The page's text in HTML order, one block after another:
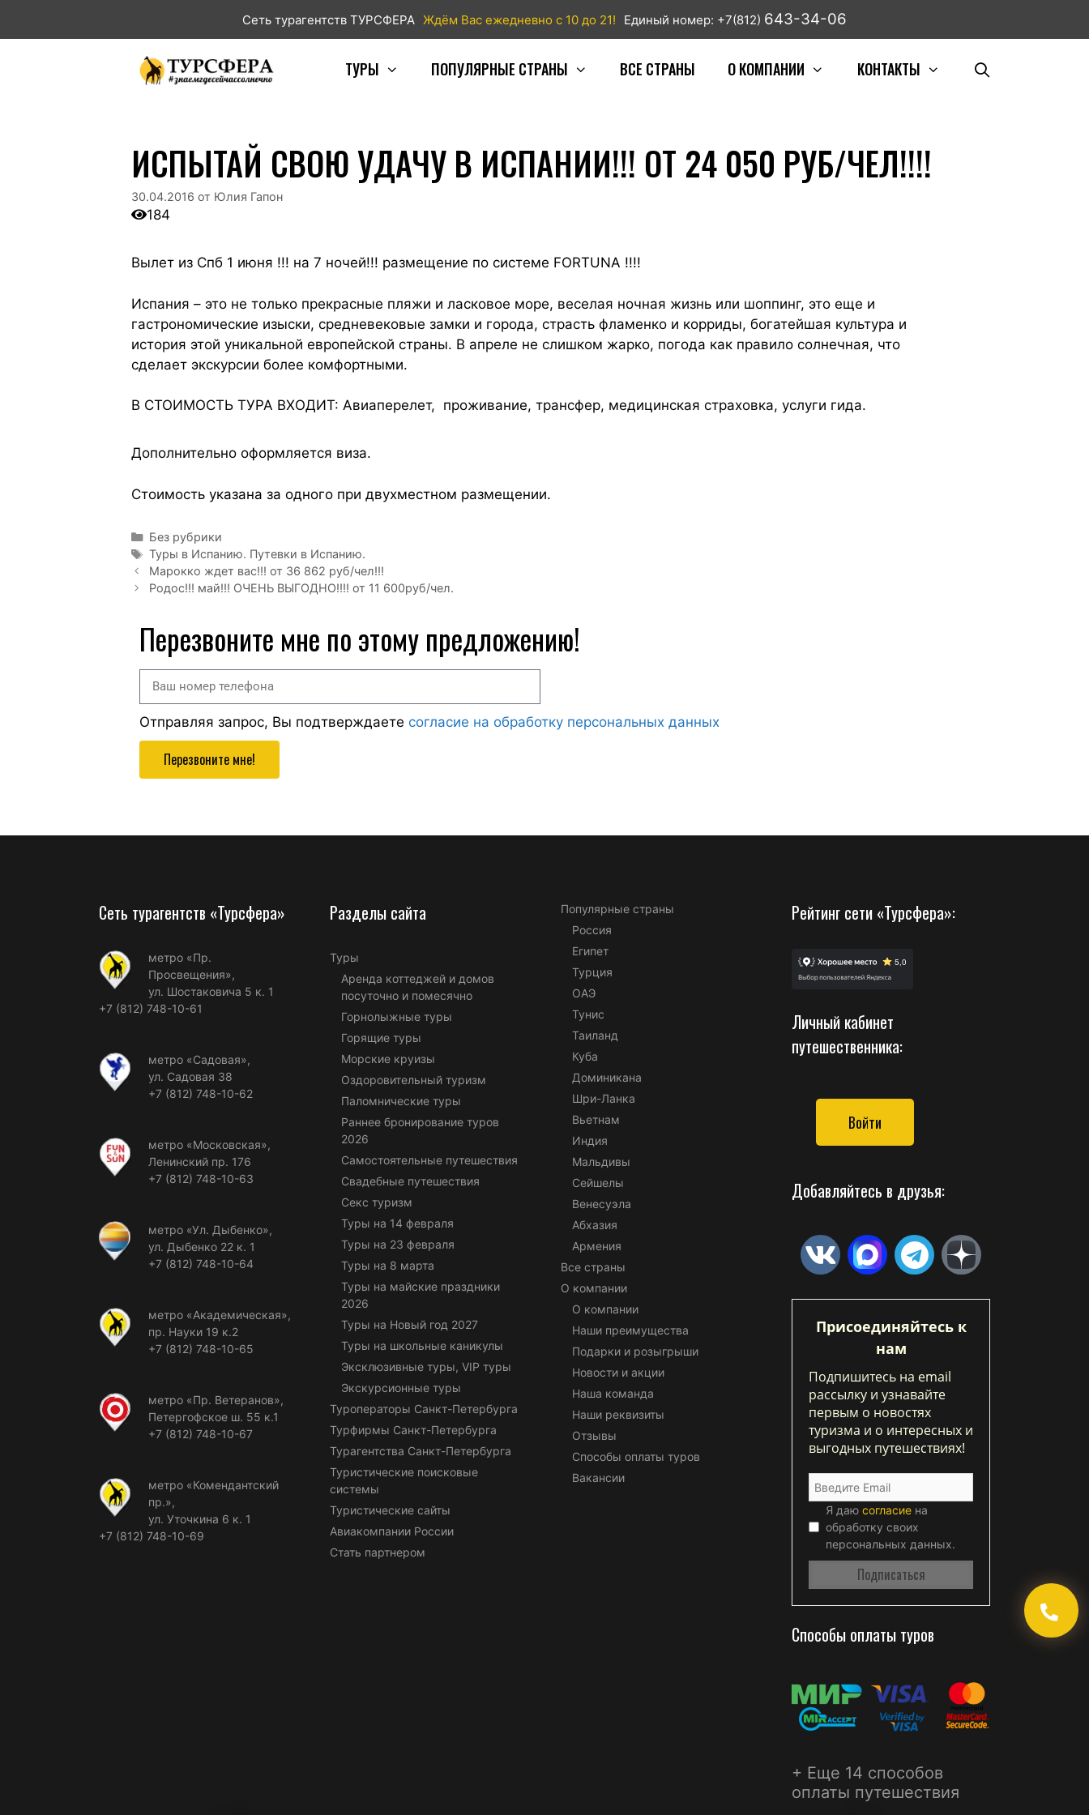
Сеть турагентств ТУРСФЕРА Ждём Вас ежедневно с 10 до 21! Единый номер: +7(812) 643-34-06
ТУРЫ ПОПУЛЯРНЫЕ СТРАНЫ ВСЕ СТРАНЫ О КОМПАНИИ КОНТАКТЫ
ИСПЫТАЙ СВОЮ УДАЧУ В ИСПАНИИ!!! ОТ 24 050 РУБ/ЧЕЛ!!!!
30.04.2016 от Юлия Гапон
184
Вылет из Спб 1 июня !!! на 7 ночей!!! размещение по системе FORTUNA !!!!
Испания – это не только прекрасные пляжи и ласковое море, веселая ночная жизнь или шоппинг, это еще и
гастрономические изыски, средневековые замки и города, страсть фламенко и корриды, богатейшая культура и
история этой уникальной европейской страны. В апреле не слишком жарко, погода как правило солнечная, что
сделает экскурсии более комфортными.
В СТОИМОСТЬ ТУРА ВХОДИТ: Авиаперелет, проживание, трансфер, медицинская страховка, услуги гида.
Дополнительно оформляется виза.
Стоимость указана за одного при двухместном размещении.
Без рубрики
Туры в Испанию. Путевки в Испанию.
Марокко ждет вас!!! от 36 862 руб/чел!!!
Родос!!! май!!! ОЧЕНЬ ВЫГОДНО!!!! от 11 600руб/чел.
Перезвоните мне по этому предложению!
Отправляя запрос, Вы подтверждаете согласие на обработку персональных данных
Перезвоните мне!
Сеть турагентств «Турсфера»
метро «Пр.
Просвещения»,
ул. Шостаковича 5 к. 1
+7 (812) 748-10-61
метро «Садовая»,
ул. Садовая 38
+7 (812) 748-10-62
метро «Московская»,
Ленинский пр. 176
+7 (812) 748-10-63
метро «Ул. Дыбенко»,
ул. Дыбенко 22 к. 1
+7 (812) 748-10-64
метро «Академическая»,
пр. Науки 19 к.2
+7 (812) 748-10-65
метро «Пр. Ветеранов»,
Петергофское ш. 55 к.1
+7 (812) 748-10-67
метро «Комендантский
пр.»,
ул. Уточкина 6 к. 1
+7 (812) 748-10-69
Разделы сайта
Туры
Аренда коттеджей и домов
посуточно и помесячно
Горнолыжные туры
Горящие туры
Морские круизы
Оздоровительный туризм
Паломнические туры
Раннее бронирование туров
2026
Самостоятельные путешествия
Свадебные путешествия
Секс туризм
Туры на 14 февраля
Туры на 23 февраля
Туры на 8 марта
Туры на майские праздники
2026
Туры на Новый год 2027
Туры на школьные каникулы
Эксклюзивные туры, VIP туры
Экскурсионные туры
Туроператоры Санкт-Петербурга
Турфирмы Санкт-Петербурга
Турагентства Санкт-Петербурга
Туристические поисковые
системы
Туристические сайты
Авиакомпании России
Стать партнером
Популярные страны
Россия
Египет
Турция
ОАЭ
Тунис
Таиланд
Куба
Доминикана
Шри-Ланка
Вьетнам
Индия
Мальдивы
Сейшелы
Венесуэла
Абхазия
Армения
Все страны
О компании
О компании
Наши преимущества
Подарки и розыгрыши
Новости и акции
Наша команда
Наши реквизиты
Отзывы
Способы оплаты туров
Вакансии
Рейтинг сети «Турсфера»:
Личный кабинет
путешественника:
Войти
Добавляйтесь в друзья:
Присоединяйтесь к
нам
Подпишитесь на email
рассылку и узнавайте
первым о новостях
туризма и о интересных и
выгодных путешествиях!
Я даю согласие на
обработку своих
персональных данных.
Способы оплаты туров
+ Еще 14 способов
оплаты путешествия